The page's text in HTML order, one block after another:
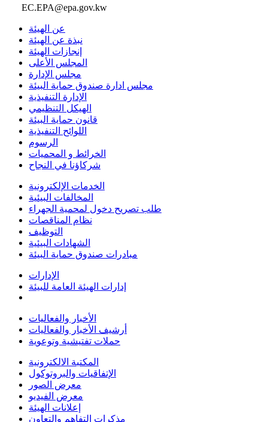
EC.EPA@epa.gov.kw
عن الهيئة
نبذة عن الهيئة
إنجازات الهيئة
المجلس الأعلى
مجلس الإدارة
مجلس ادارة صندوق حماية البيئة
الإدارة التنفيذية
الهيكل التنظيمي
قانون حماية البيئة
اللوائح التنفيذية
الرسوم
الخرائط و المحميات
شركاؤنا في النجاح
الخدمات الإلكترونية
المخالفات البيئية
طلب تصريح دخول لمحمية الجهراء
نظام المناقصات
التوظيف
الشهادات البيئية
مبادرات صندوق حماية البيئة
الإدارات
إدارات الهيئة العامة للبيئة
الأخبار والفعاليات
أرشيف الأخبار والفعاليات
حملات تفتيشية وتوعوية
المكتبة الالكترونية
الإتفاقيات والبروتوكول
معرض الصور
معرض الفيديو
إعلانات الهيئة
مذكرات التفاهم والتعاون